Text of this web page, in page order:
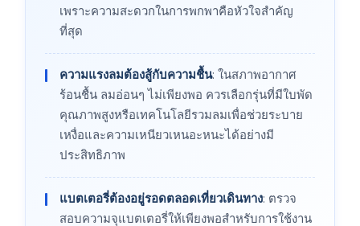
เพราะความสะดวกในการพกพาคือหัวใจสำคัญ
ที่สุด
ความแรงลมต้องสู้กับความชื้น: ในสภาพอากาศ
ร้อนชื้น ลมอ่อนๆ ไม่เพียงพอ ควรเลือกรุ่นที่มีใบพัด
คุณภาพสูงหรือเทคโนโลยีรวมลมเพื่อช่วยระบาย
เหงื่อและความเหนียวเหนอะหนะได้อย่างมี
ประสิทธิภาพ
แบตเตอรี่ต้องอยู่รอดตลอดเที่ยวเดินทาง: ตรวจ
สอบความจุแบตเตอรี่ให้เพียงพอสำหรับการใช้งาน